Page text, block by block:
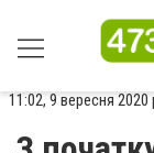
11:02, 9 вересня 2020